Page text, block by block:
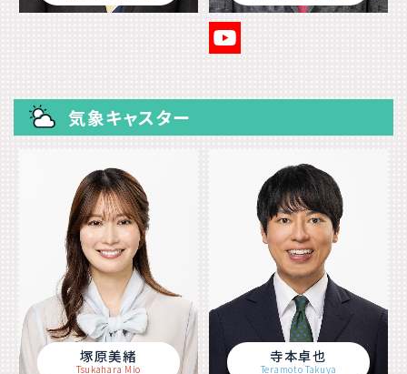
気象キャスター
塚原美緒
Tsukahara Mio
寺本卓也
Teramoto Takuya